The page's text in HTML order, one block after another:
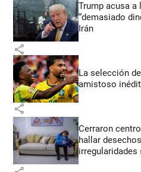
Trump acusa a
“demasiado
Irán
share
La selección
amistoso
share
Cerraron
hallar
irregularidades